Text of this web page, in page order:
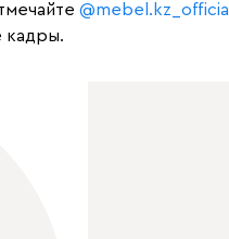
@mebel.kz_official
кадры.